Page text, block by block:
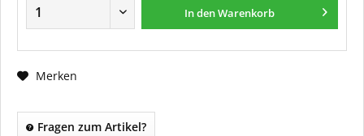
In denWarenkorb
Merken
Fragen zum Artikel?